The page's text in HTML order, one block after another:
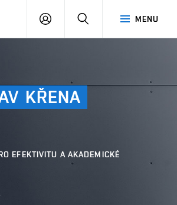
MENU
PŘIHLÁSIT
KŘENA
EFEKTIVITU A AKADEMICKÉ